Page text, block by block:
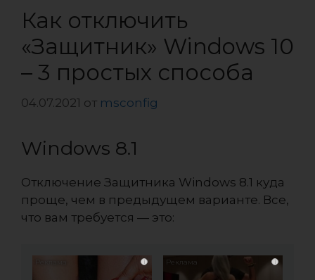
Как отключить
«Защитник» Windows 10
– 3 простых способа
04.07.2021 от msconfig
Windows 8.1
Отключение Защитника Windows 8.1 куда
проще, чем в предыдущем варианте. Все,
что вам требуется — это:
i i